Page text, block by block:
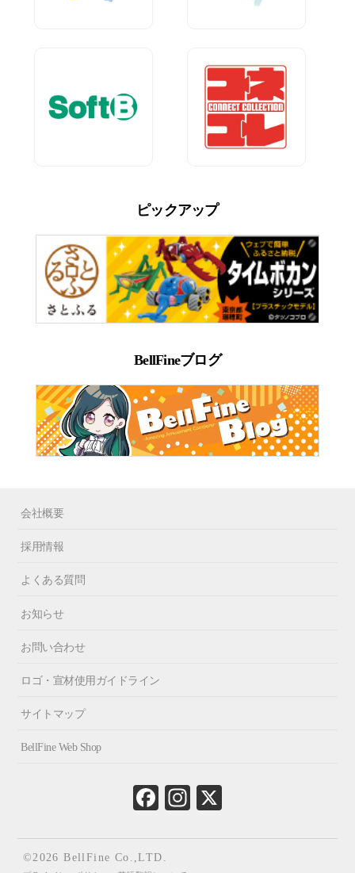
ピックアップ
BellFineブログ
会社概要
採用情報
よくある質問
お知らせ
お問い合わせ
ロゴ・宣材使用ガイドライン
サイトマップ
BellFine Web Shop
Fa
ce
ok
In
st
©2026 BellFine Co.,LTD.